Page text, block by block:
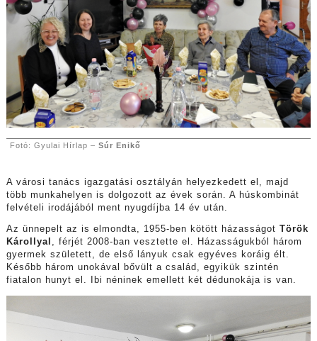
Fotó: Gyulai Hírlap – Súr Enikő
A városi tanács igazgatási osztályán helyezkedett el, majd
több munkahelyen is dolgozott az évek során. A húskombinát
felvételi irodájából ment nyugdíjba 14 év után.
Az ünnepelt az is elmondta, 1955-ben kötött házasságot Török
Károllyal , férjét 2008-ban vesztette el. Házasságukból három
gyermek született, de első lányuk csak egyéves koráig élt.
Később három unokával bővült a család, egyikük szintén
fiatalon hunyt el. Ibi néninek emellett két dédunokája is van.